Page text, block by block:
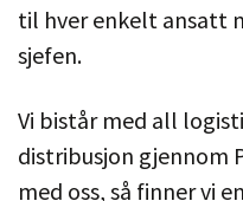
til hver enkelt ansatt
sjefen.
Vi bistår med all
distribusjon gjennom
med oss, så finner vi